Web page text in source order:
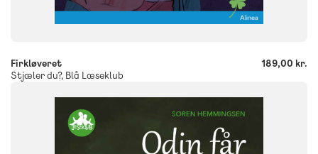
+
Firkløveret
Stjæler du?, Blå Læseklub
189,00 kr.